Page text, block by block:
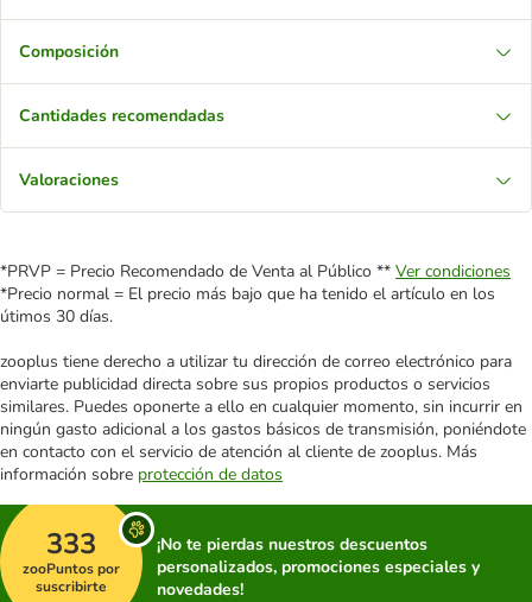
Composición
Cantidades recomendadas
Valoraciones
*PRVP = Precio Recomendado de Venta al Público ** Ver condiciones
*Precio normal = El precio más bajo que ha tenido el artículo en los
útimos 30 días.
zooplus tiene derecho a utilizar tu dirección de correo electrónico para
enviarte publicidad directa sobre sus propios productos o servicios
similares. Puedes oponerte a ello en cualquier momento, sin incurrir en
ningún gasto adicional a los gastos básicos de transmisión, poniéndote
en contacto con el servicio de atención al cliente de zooplus. Más
información sobre protección de datos
333
zooPuntos por
suscribirte
¡No te pierdas nuestros descuentos
personalizados, promociones especiales y
novedades!